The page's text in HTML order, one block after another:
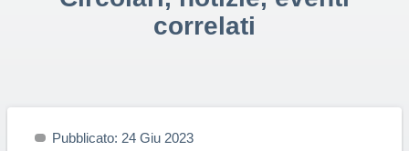
correlati
Pubblicato: 24 Giu 2023